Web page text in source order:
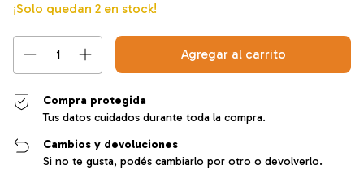
¡Solo quedan 2 en stock!
Compra protegida
Tus datos cuidados durante toda la compra.
Cambios y devoluciones
Si no te gusta, podés cambiarlo por otro o devolverlo.